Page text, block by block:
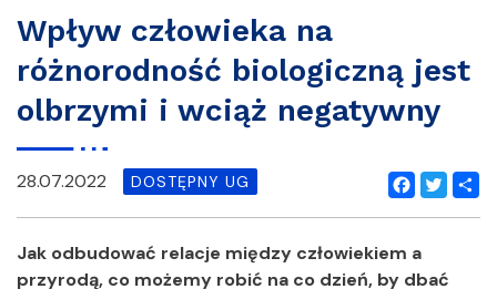
Wpływ człowieka na
różnorodność biologiczną jest
olbrzymi i wciąż negatywny
Facebook
Twitter
28.07.2022 DOSTĘPNY UG
Jak odbudować relacje między człowiekiem a
przyrodą, co możemy robić na co dzień, by dbać